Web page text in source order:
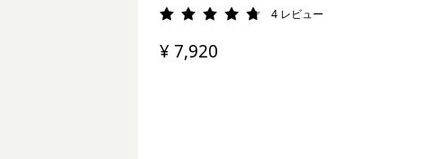
評価: 4.8 / 5
4 レビュー
¥ 7,920